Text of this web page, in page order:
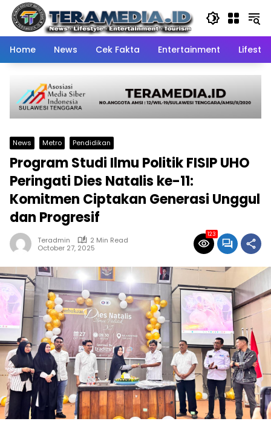
Skip
content
Home
News Cek Fakta Entertainment
News Metro Pendidikan
Program Studi Ilmu Politik FISIP UHO
Peringati Dies Natalis ke-11:
Komitmen Ciptakan Generasi Unggul
dan Progresif
Teradmin
2 Min Read
October 27, 2025
123